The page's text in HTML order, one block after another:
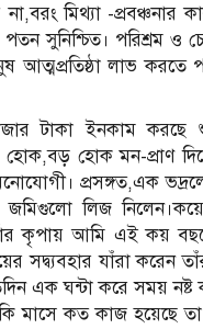
মিথ্যা -প্রবঞ্চনার
পরিশ্রম ও
লাভ করতে
টাকা ইনকাম করছে
হোক,বড় হোক মন-
প্রসঙ্গত,এক
লিজ
কৃপায় আমি এই কয়
সদ্ব্যবহার যাঁরা করেন
এক ঘন্টা করে সময়
কত কাজ হয়েছে তা